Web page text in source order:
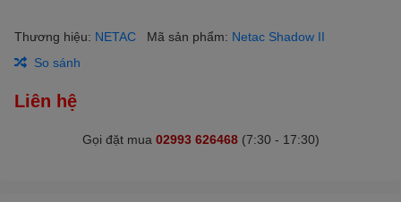
Thương hiệu: NETAC Mã sản phẩm: Netac Shadow II
So sánh
Liên hệ
Gọi đặt mua 02993 626468 (7:30 - 17:30)